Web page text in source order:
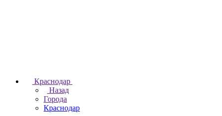
Краснодар
Назад
Города
Краснодар